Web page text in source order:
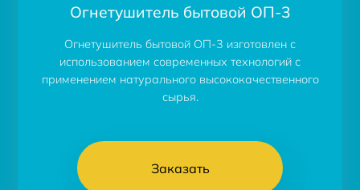
Огнетушитель бытовой ОП-3
Огнетушитель бытовой ОП-3 изготовлен с
использованием современных технологий с
применением натурального высококачественного
сырья.
Заказать